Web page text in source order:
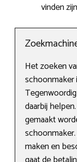
vinden
Het zoeken
schoonmaker
daarbij
gemaakt
maken en